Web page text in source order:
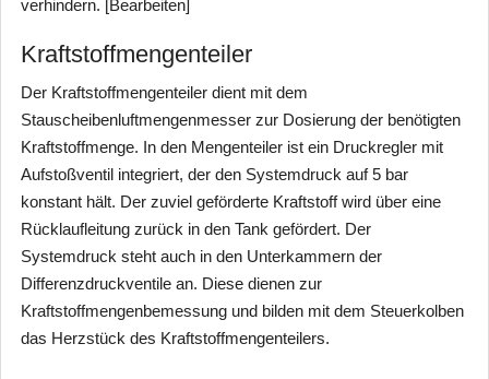
verhindern. [Bearbeiten]
Kraftstoffmengenteiler
Der Kraftstoffmengenteiler dient mit dem
Stauscheibenluftmengenmesser zur Dosierung der benötigten
Kraftstoffmenge. In den Mengenteiler ist ein Druckregler mit
Aufstoßventil integriert, der den Systemdruck auf 5 bar
konstant hält. Der zuviel geförderte Kraftstoff wird über eine
Rücklaufleitung zurück in den Tank gefördert. Der
Systemdruck steht auch in den Unterkammern der
Differenzdruckventile an. Diese dienen zur
Kraftstoffmengenbemessung und bilden mit dem Steuerkolben
das Herzstück des Kraftstoffmengenteilers.